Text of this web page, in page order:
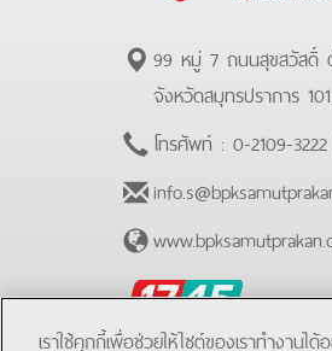
99 หมู่ 7 ถนนสุขสวัสดิ์
จังหวัดสมุทรปราการ
โทรศัพท์ : 0-2109-3222
BPK
Hotline
เราใช้คุกกี้เพื่อช่วยให้ไซต์ของเราทำงาน